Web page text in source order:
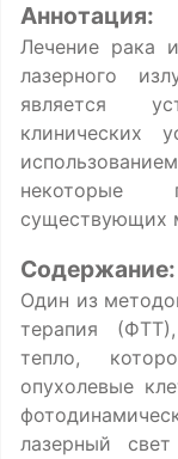
Аннотация:
Лечение рака
лазерного
является
клинических
некоторые
существующих
Содержание:
Один из
терапия
тепло,
опухолевые
лазерный